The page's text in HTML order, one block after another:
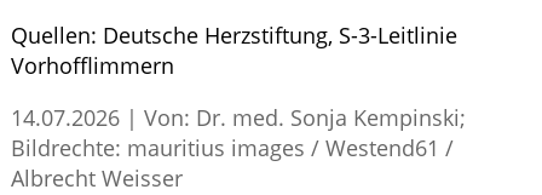
Quellen: Deutsche Herzstiftung, S-3-Leitlinie
Vorhofflimmern
14.07.2026 | Von: Dr. med. Sonja Kempinski;
Bildrechte: mauritius images / Westend61 /
Albrecht Weisser